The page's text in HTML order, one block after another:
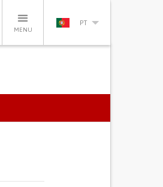
MENU
PT